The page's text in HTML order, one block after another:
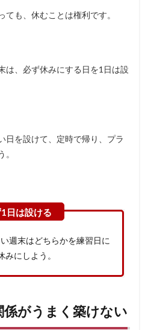
も、休むことは権利です。
は、必ず休みにする日を1日は設
日を設けて、定時で帰り、プラ
週末はどちらかを練習日に
にしよう。
がうまく築けない